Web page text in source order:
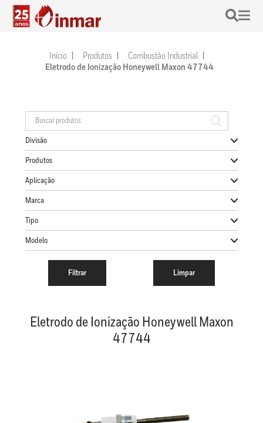
Início Produtos
Combustão Industrial
Eletrodo de Ionização Honeywell Maxon 47744
Divisão
Produtos
Aplicação
Marca
Tipo
Modelo
Eletrodo de Ionização Honeywell Maxon
47744